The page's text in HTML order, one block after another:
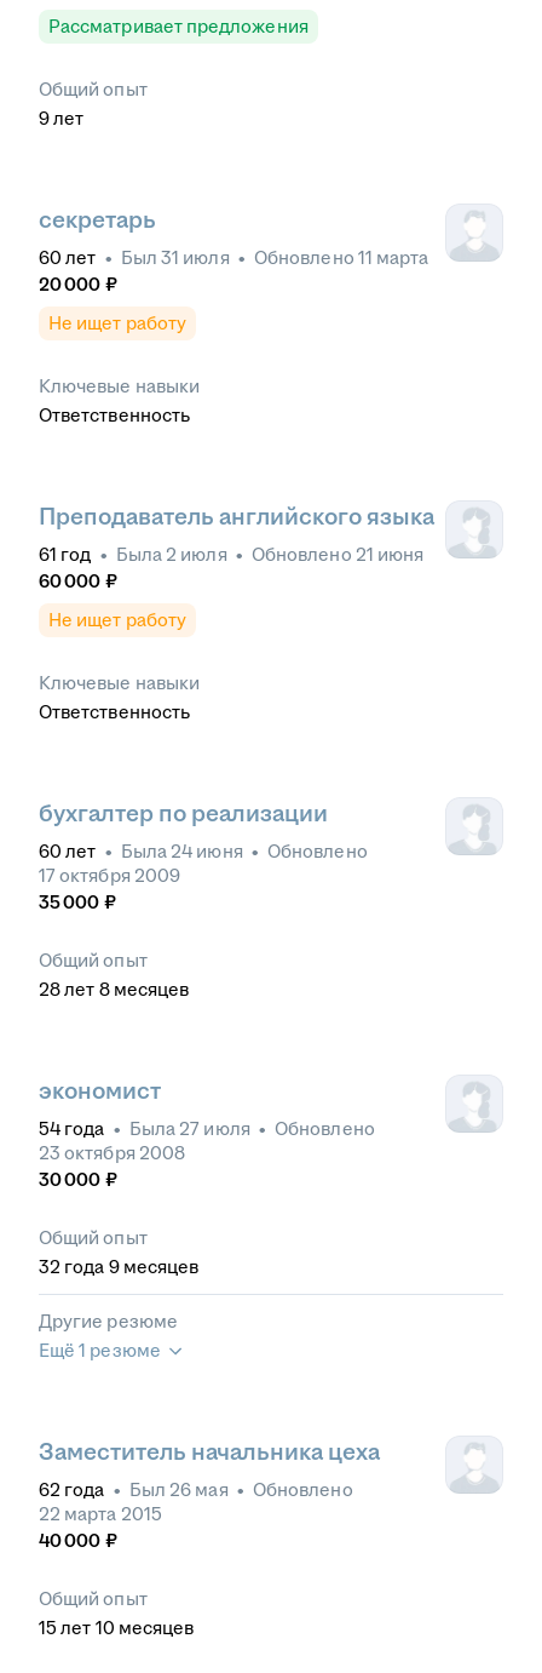
Рассматривает предложения
Общий опыт
9лет
секретарь
60 лет • Был 31 июля • Обновлено 11 марта
20 000 ₽
Не ищет работу
Ключевые навыки
Ответственность
Преподаватель английского языка
61 год • Была 2 июля • Обновлено 21 июня
60 000 ₽
Не ищет работу
Ключевые навыки
Ответственность
бухгалтер по реализации
60 лет • Была 24 июня • Обновлено
17 октября 2009
35 000 ₽
Общий опыт
28лет 8 месяцев
экономист
54 года • Была 27 июля • Обновлено
23 октября 2008
30 000 ₽
Общий опыт
32 года 9 месяцев
Другие резюме
Ещё 1 резюме
Заместитель начальника цеха
62 года • Был 26 мая • Обновлено
22 марта 2015
40 000 ₽
Общий опыт
15 лет 10 месяцев